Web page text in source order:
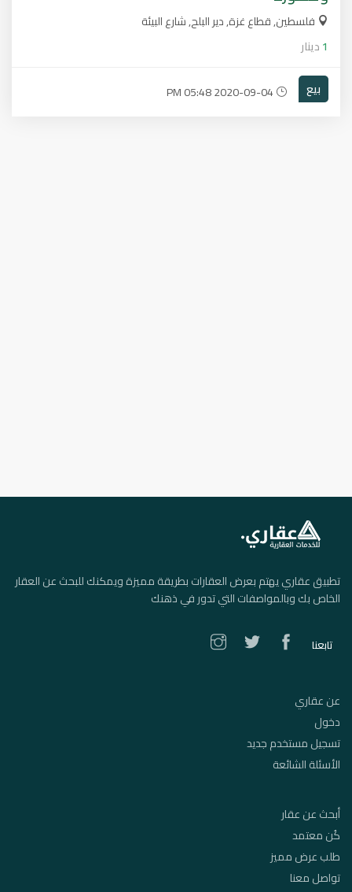
فلسطين, قطاع غزة, دير البلح, شارع البيئة
1دينار
بيع
تطبيق عقاري يهتم بعرض العقارات بطريقة مميزة ويمكنك للبحث عن العقار
الخاص بك وبالمواصفات التي تدور في ذهنك
تابعنا
عن عقاري
دخول
تسجيل مستخدم جديد
الأسئلة الشائعة
أبحث عن عقار
كُن معتمد
طلب عرض مميز
تواصل معنا